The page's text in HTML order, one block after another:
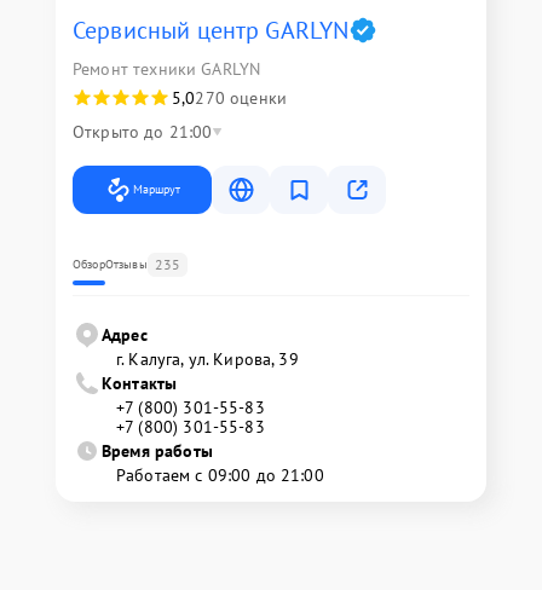
Сервисный центр GARLYN
Ремонт техники GARLYN
5,0270 оценки
Открыто до 21:00
Маршрут
ОбзорОтзывы 235
Адрес
г. Калуга, ул. Кирова, 39
Контакты
+7 (800) 301-55-83
+7 (800) 301-55-83
Время работы
Работаем с 09:00 до 21:00